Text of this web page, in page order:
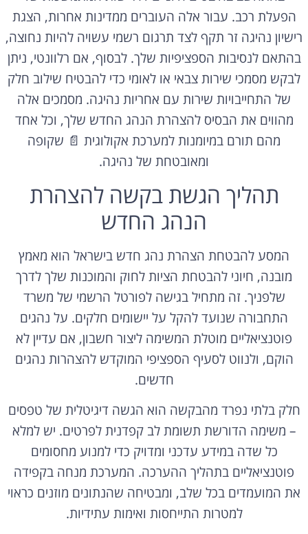
הפעלת רכב. עבור אלה העוברים ממדינות אחרות, הצגת
רישיון נהיגה זר תקף לצד תרגום רשמי עשויה להיות נחוצה,
בהתאם לנסיבות הספציפיות שלך. לבסוף, אם רלוונטי, ניתן
לבקש מסמכי שירות צבאי או לאומי כדי להבטיח שילוב חלק
של התחייבויות שירות עם אחריות נהיגה. מסמכים אלה
מהווים את הבסיס להצהרת הנהג החדש שלך, וכל אחד
מהם תורם במיומנות למערכת אקולוגית 📄 שקופה
ומאובטחת של נהיגה.
תהליך הגשת בקשה להצהרת
הנהג החדש
המסע להבטחת הצהרת נהג חדש בישראל הוא מאמץ
מובנה, חיוני להבטחת הציות לחוק והמוכנות שלך לדרך
שלפניך. זה מתחיל בגישה לפורטל הרשמי של משרד
התחבורה שנועד להקל על יישומים חלקים. על נהגים
פוטנציאליים מוטלת המשימה ליצור חשבון, אם עדיין לא
הוקם, ולנווט לסעיף הספציפי המוקדש להצהרות נהגים
חדשים.
חלק בלתי נפרד מהבקשה הוא הגשה דיגיטלית של טפסים
– משימה הדורשת תשומת לב קפדנית לפרטים. יש למלא
כל שדה במידע עדכני ומדויק כדי למנוע מחסומים
פוטנציאליים בתהליך ההערכה. המערכת מנחה בקפידה
את המועמדים בכל שלב, ומבטיחה שהנתונים מוזנים כראוי
למטרות התייחסות ואימות עתידיות.